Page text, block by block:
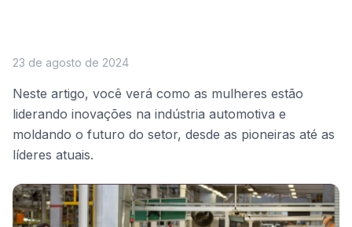
23 de agosto de 2024
Neste artigo, você verá como as mulheres estão
liderando inovações na indústria automotiva e
moldando o futuro do setor, desde as pioneiras até as
líderes atuais.